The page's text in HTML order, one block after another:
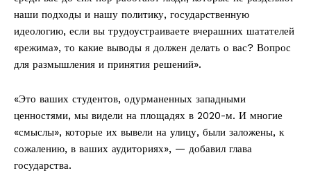
наши подходы и нашу политику, государственную
идеологию, если вы трудоустраиваете вчерашних шатателей
«режима», то какие выводы я должен делать о вас? Вопрос
для размышления и принятия решений».
«Это ваших студентов, одурманенных западными
ценностями, мы видели на площадях в 2020-м. И многие
«смыслы», которые их вывели на улицу, были заложены, к
сожалению, в ваших аудиториях», — добавил глава
государства.